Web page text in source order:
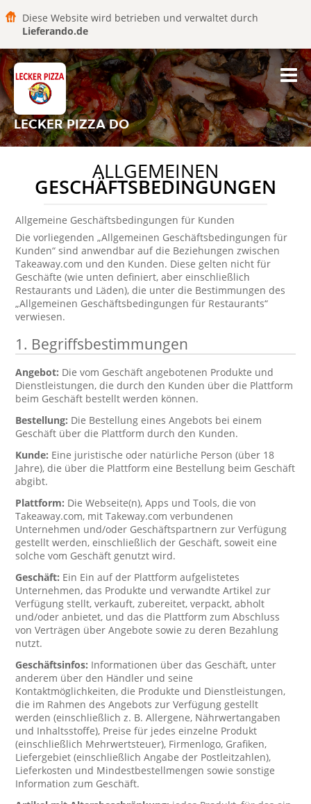
Diese Website wird betrieben und verwaltet durch
Lieferando.de
LECKER PIZZA DO
ALLGEMEINEN
GESCHÄFTSBEDINGUNGEN
Allgemeine Geschäftsbedingungen für Kunden
Die vorliegenden „Allgemeinen Geschäftsbedingungen für
Kunden“ sind anwendbar auf die Beziehungen zwischen
Takeaway.com und den Kunden. Diese gelten nicht für
Geschäfte (wie unten definiert, aber einschließlich
Restaurants und Läden), die unter die Bestimmungen des
„Allgemeinen Geschäftsbedingungen für Restaurants“
verwiesen.
1. Begriffsbestimmungen
Angebot: Die vom Geschäft angebotenen Produkte und
Dienstleistungen, die durch den Kunden über die Plattform
beim Geschäft bestellt werden können.
Bestellung: Die Bestellung eines Angebots bei einem
Geschäft über die Plattform durch den Kunden.
Kunde: Eine juristische oder natürliche Person (über 18
Jahre), die über die Plattform eine Bestellung beim Geschäft
abgibt.
Plattform: Die Webseite(n), Apps und Tools, die von
Takeaway.com, mit Takeway.com verbundenen
Unternehmen und/oder Geschäftspartnern zur Verfügung
gestellt werden, einschließlich der Geschäft, soweit eine
solche vom Geschäft genutzt wird.
Geschäft: Ein Ein auf der Plattform aufgelistetes
Unternehmen, das Produkte und verwandte Artikel zur
Verfügung stellt, verkauft, zubereitet, verpackt, abholt
und/oder anbietet, und das die Plattform zum Abschluss
von Verträgen über Angebote sowie zu deren Bezahlung
nutzt.
Geschäftsinfos: Informationen über das Geschäft, unter
anderem über den Händler und seine
Kontaktmöglichkeiten, die Produkte und Dienstleistungen,
die im Rahmen des Angebots zur Verfügung gestellt
werden (einschließlich z. B. Allergene, Nährwertangaben
und Inhaltsstoffe), Preise für jedes einzelne Produkt
(einschließlich Mehrwertsteuer), Firmenlogo, Grafiken,
Liefergebiet (einschließlich Angabe der Postleitzahlen),
Lieferkosten und Mindestbestellmengen sowie sonstige
Information zum Geschäft.